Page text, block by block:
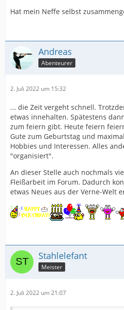
Hat mein Neffe selbst
Andreas
Abenteurer
2. Juli 2022 um 15:32
... die Zeit vergeht schnell.
etwas innehalten. Spätestens
zum feiern gibt. Heute feiern
Gute zum Geburtstag und
Hobbies und Interessen. Alles
"organisiert".
An dieser Stelle auch nochmals
Fleißarbeit im Forum. Dadurch
etwas Neues aus der Verne-Welt
Stahlelefant
Meister
2. Juli 2022 um 21:07